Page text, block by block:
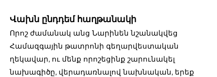
Վախն ընդդեմ հաղթանակի
Որոշ ժամանակ անց Նարինեն նշանակվեց
Համազգային թատրոնի գեղարվեստական
ղեկավար, ու մենք որոշեցինք շարունակել
նախագիծը, վերադառնալով նախնական, երեք